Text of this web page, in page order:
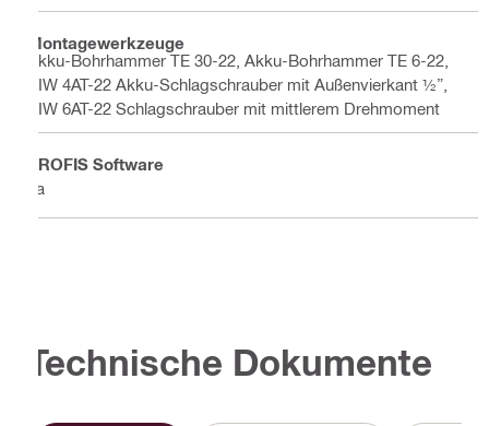
Montagewerkzeuge
Akku-Bohrhammer TE 30-22, Akku-Bohrhammer TE 6-22,
SIW 4AT-22 Akku-Schlagschrauber mit Außenvierkant ½”,
SIW 6AT-22 Schlagschrauber mit mittlerem Drehmoment
PROFIS Software
Ja
Technische Dokumente